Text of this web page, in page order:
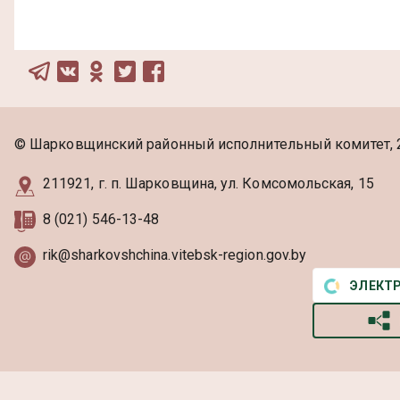
© Шарковщинский районный исполнительный комитет,
211921, г. п. Шарковщина, ул. Комсомольская, 15
8 (021) 546-13-48
rik@sharkovshchina.vitebsk-region.gov.by